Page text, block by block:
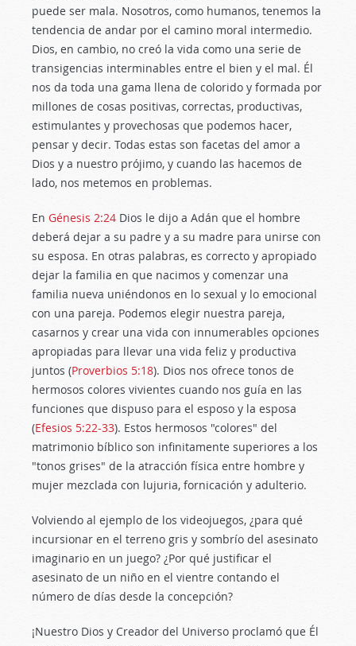
puede ser mala. Nosotros, como humanos, tenemos la
tendencia de andar por el camino moral intermedio.
Dios, en cambio, no creó la vida como una serie de
transigencias interminables entre el bien y el mal. Él
nos da toda una gama llena de colorido y formada por
millones de cosas positivas, correctas, productivas,
estimulantes y provechosas que podemos hacer,
pensar y decir. Todas estas son facetas del amor a
Dios y a nuestro prójimo, y cuando las hacemos de
lado, nos metemos en problemas.
En Génesis 2:24 Dios le dijo a Adán que el hombre
deberá dejar a su padre y a su madre para unirse con
su esposa. En otras palabras, es correcto y apropiado
dejar la familia en que nacimos y comenzar una
familia nueva uniéndonos en lo sexual y lo emocional
con una pareja. Podemos elegir nuestra pareja,
casarnos y crear una vida con innumerables opciones
apropiadas para llevar una vida feliz y productiva
juntos (Proverbios 5:18). Dios nos ofrece tonos de
hermosos colores vivientes cuando nos guía en las
funciones que dispuso para el esposo y la esposa
(Efesios 5:22-33). Estos hermosos "colores" del
matrimonio bíblico son infinitamente superiores a los
"tonos grises" de la atracción física entre hombre y
mujer mezclada con lujuria, fornicación y adulterio.
Volviendo al ejemplo de los videojuegos, ¿para qué
incursionar en el terreno gris y sombrío del asesinato
imaginario en un juego? ¿Por qué justificar el
asesinato de un niño en el vientre contando el
número de días desde la concepción?
¡Nuestro Dios y Creador del Universo proclamó que Él